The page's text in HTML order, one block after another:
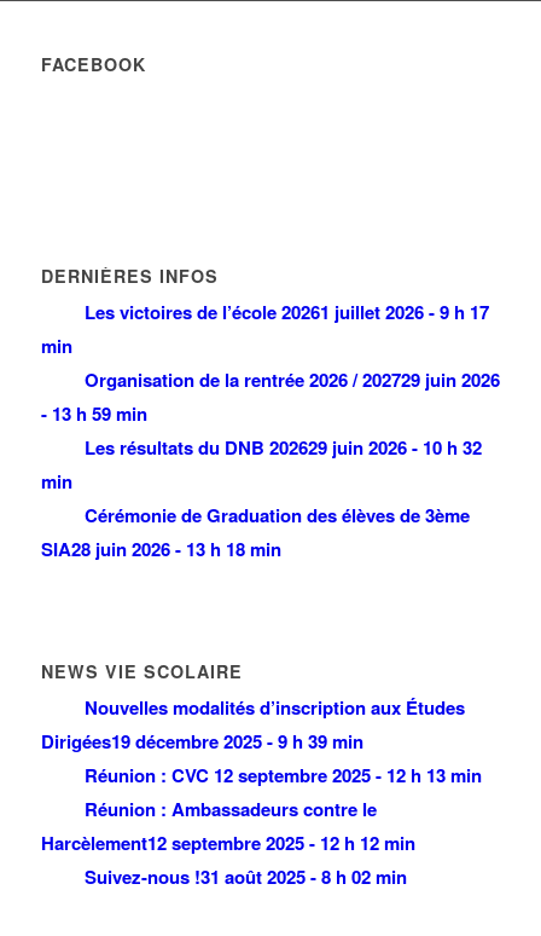
FACEBOOK
DERNIÈRES INFOS
Les victoires de l’école 20261 juillet 2026 - 9 h 17
min
Organisation de la rentrée 2026 / 202729 juin 2026
- 13 h 59 min
Les résultats du DNB 202629 juin 2026 - 10 h 32
min
Cérémonie de Graduation des élèves de 3ème
SIA28 juin 2026 - 13 h 18 min
NEWS VIE SCOLAIRE
Nouvelles modalités d’inscription aux Études
Dirigées19 décembre 2025 - 9 h 39 min
Réunion : CVC 12 septembre 2025 - 12 h 13 min
Réunion : Ambassadeurs contre le
Harcèlement12 septembre 2025 - 12 h 12 min
Suivez-nous !31 août 2025 - 8 h 02 min